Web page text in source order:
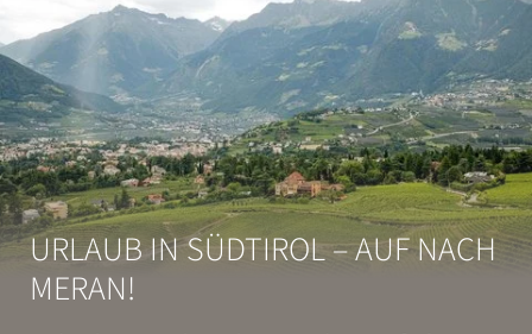
URLAUB IN SÜDTIROL – AUF NACH
MERAN!
WONACH SUCHEN SIE?
Suchen
Häufige Suchanfragen